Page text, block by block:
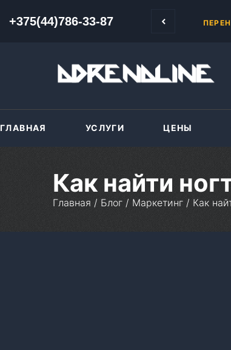
+375(44)786-33-87 +375(44)786-
ГЛАВНАЯ УСЛУГИ ЦЕНЫ
Как найти
Главная / Блог / Маркетинг / Как